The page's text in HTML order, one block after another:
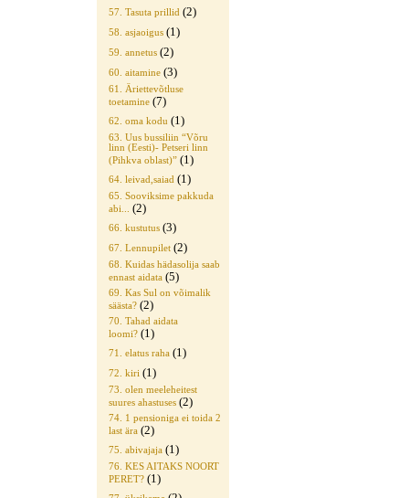
57. Tasuta prillid (2)
58. asjaoigus (1)
59. annetus (2)
60. aitamine (3)
61. Äriettevõtluse
toetamine (7)
62. oma kodu (1)
63. Uus bussiliin “Võru
linn (Eesti)- Petseri linn
(Pihkva oblast)” (1)
64. leivad,saiad (1)
65. Sooviksime pakkuda
abi...
(2)
66. kustutus (3)
67. Lennupilet (2)
68. Kuidas hädasolija saab
ennast aidata (5)
69. Kas Sul on võimalik
säästa? (2)
70. Tahad aidata
loomi? (1)
71. elatus raha (1)
72. kiri (1)
73. olen meeleheitest
suures ahastuses (2)
74. 1 pensioniga ei toida 2
last ära (2)
75. abivajaja (1)
76. KES AITAKS NOORT
PERET? (1)